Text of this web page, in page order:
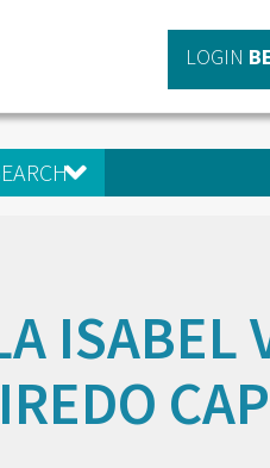
LOGIN
ISABEL